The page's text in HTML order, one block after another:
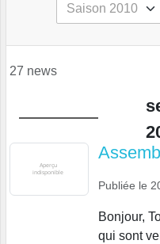
27 news
Publiée le
Bonjour,
qui sont